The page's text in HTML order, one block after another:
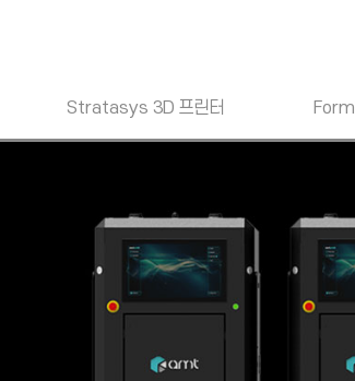
Stratasys 3D 프린터